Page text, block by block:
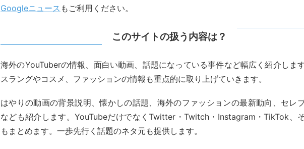
Googleニュース もご利用ください。
このサイトの扱う内容は？
海外のYouTuberの情報、面白い動画、話題になっている事件など幅広く紹介しま
スラングやコスメ、ファッションの情報も重点的に取り上げていきます。
はやりの動画の背景説明、懐かしの話題、海外のファッションの最新動向、セレ
なども紹介します。YouTubeだけでなくTwitter・Twitch・Instagram・TikTok、
もまとめます。一歩先行く話題のネタ元も提供します。